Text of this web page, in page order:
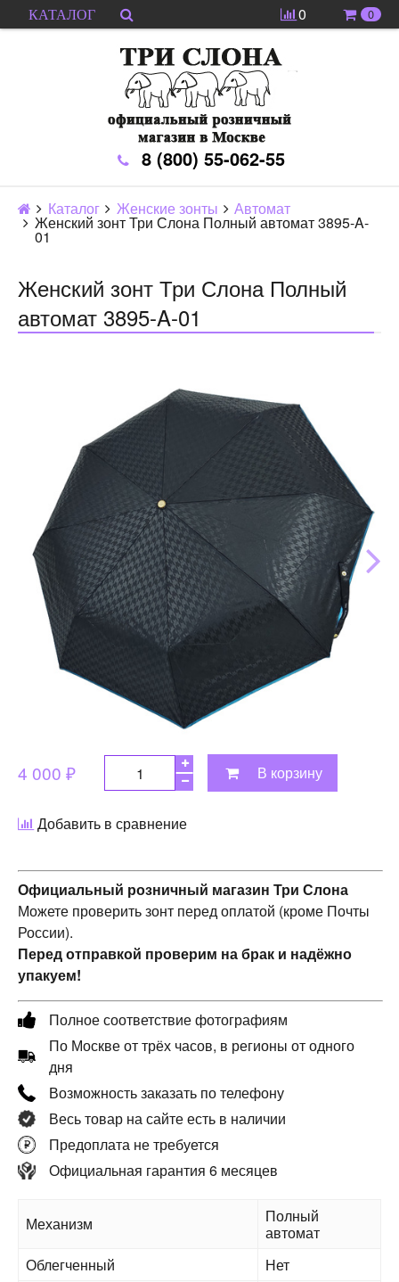
КАТАЛОГ 0 0
8 (800) 55-062-55
Каталог Женские зонты Автомат
Женский зонт Три Слона Полный автомат 3895-A-
01
Женский зонт Три Слона Полный
автомат 3895-A-01
4 000 ₽ В корзину
Добавить в сравнение
Официальный розничный магазин Три Слона
Можете проверить зонт перед оплатой (кроме Почты
России).
Перед отправкой проверим на брак и надёжно
упакуем!
Полное соответствие фотографиям
По Москве от трёх часов, в регионы от одного
дня
Возможность заказать по телефону
Весь товар на сайте есть в наличии
Предоплата не требуется
Официальная гарантия 6 месяцев
Механизм
Полный
автомат
Облегченный
Нет